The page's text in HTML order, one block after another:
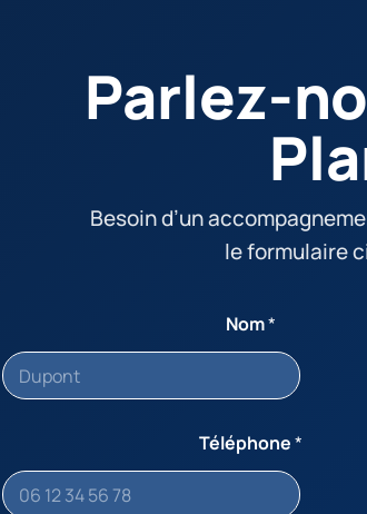
Parlez-
Besoin d’un
le formulaire
Nom*
Téléphone*